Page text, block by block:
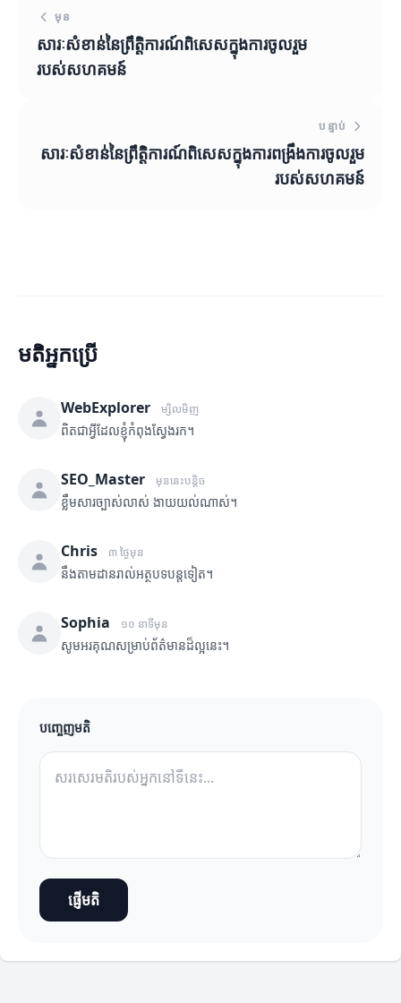
មុន
សារៈសំខាន់នៃព្រឹត្តិការណ៍ពិសេសក្នុងការចូលរួម
របស់សហគមន៍
បន្ទាប់
សារៈសំខាន់នៃព្រឹត្តិការណ៍ពិសេសក្នុងការពង្រឹងការចូលរួម
របស់សហគមន៍
មតិអ្នកប្រើ
WebExplorer ម្សិលមិញ
ពិតជាអ្វីដែលខ្ញុំកំពុងស្វែងរក។
SEO_Master មុននេះបន្តិច
ខ្លឹមសារច្បាស់លាស់ ងាយយល់ណាស់។
Chris ៣ ថ្ងៃមុន
នឹងតាមដានរាល់អត្ថបទបន្តទៀត។
Sophia ១០ នាទីមុន
សូមអរគុណសម្រាប់ព័ត៌មានដ៏ល្អនេះ។
បញ្ចេញមតិ
ផ្ញើមតិ